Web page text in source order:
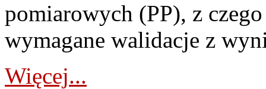
pomiarowych (PP), z
wymagane walidacje z
Więcej...